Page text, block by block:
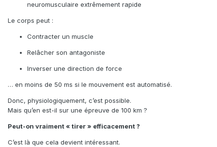
neuromusculaire extrêmement rapide
Le corps peut :
Contracter un muscle
Relâcher son antagoniste
Inverser une direction de force
… en moins de 50 ms si le mouvement est automatisé.
Donc, physiologiquement, c’est possible.
Mais qu’en est-il sur une épreuve de 100 km ?
Peut-on vraiment « tirer » efficacement ?
C’est là que cela devient intéressant.